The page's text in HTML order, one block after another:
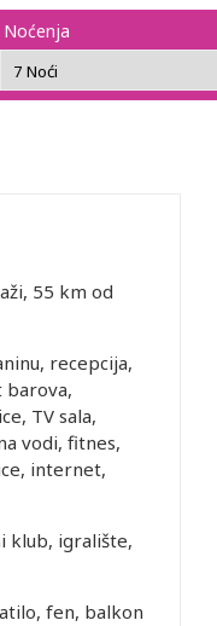
Noćenja
55 km od
recepcija,
barova,
TV sala,
vodi, fitnes,
internet,
klub, igralište,
fen, balkon